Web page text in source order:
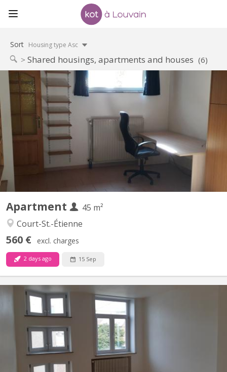
Sort Housing type Asc
Shared housings, apartments and houses (6)
Apartment
45 m²
Court-St.-Étienne
560 € excl. charges
2 days ago 15 Sep
KV 1905
Uniquement pour 1 ÉTUDIANT(E) sur Louvain-la-Neuve Beau
studio meublé complètement privatif de 45M2 à louer Parfait
état Loyer mensuel 560 euros, forfait pour les charges 100 euros
par mois = 660 euros TOUT COMPRIS (électricité, chauffage,
eau, internet) Pas de domicile Séjour carrelé, cuisine...
Uniquement pour étudiants : 3 chambres à louer dans grande
maison de 6 chambres, située à NIVELLES près de la Haute école
HE2B. Chaque chambre dispose d'un lavabo et la maison est
composée de 2 salles de bain et 1 salle de douche, d'une grande
cuisine et un grand living communs. La maison est...